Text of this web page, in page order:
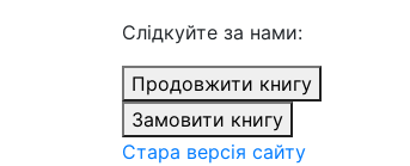
Cлідкуйте за нами:
Продовжити книгу
Замовити книгу
Стара версія сайту